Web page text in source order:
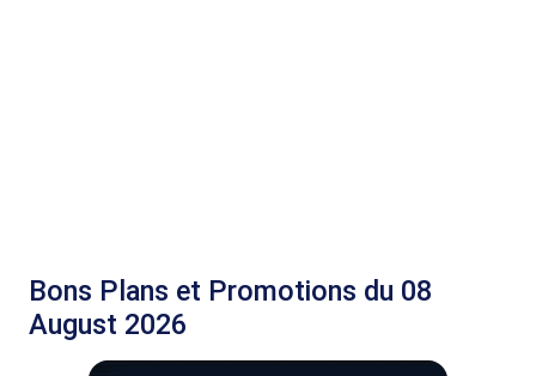
Bons Plans et Promotions du 08
August 2026